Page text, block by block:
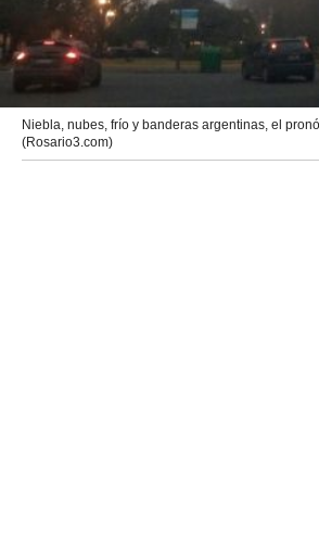
Niebla, nubes, frío y banderas argentinas, el
(Rosario3.com)